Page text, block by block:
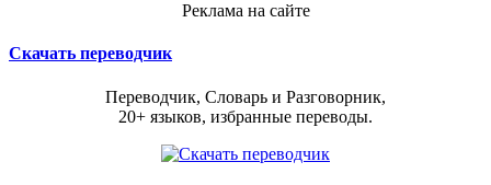
Реклама на сайте
Скачать переводчик
Переводчик, Словарь и Разговорник,
20+ языков, избранные переводы.